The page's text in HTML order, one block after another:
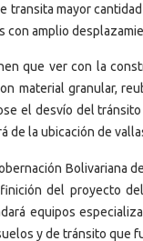
transita mayor
amplio
que ver con la
material granular,
el desvío del
de la ubicación de
Bolivariana
del proyecto
equipos
y de tránsito que